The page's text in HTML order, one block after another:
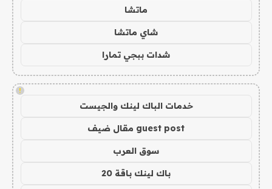
ماتشا
شاي ماتشا
شدات ببجي تمارا
!
خدمات الباك لينك والجيست
guest post مقال ضيف
سوق العرب
باك لينك باقة 20